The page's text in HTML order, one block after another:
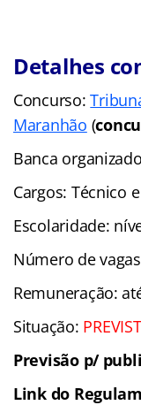
Detalhes
Concurso:
Maranhão (
Banca
Cargos: Técnico
Escolaridade:
Número de
Remuneração:
Situação:
Previsão p/
Link do